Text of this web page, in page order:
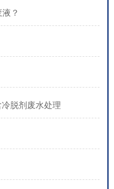
？
脱剂废水处理